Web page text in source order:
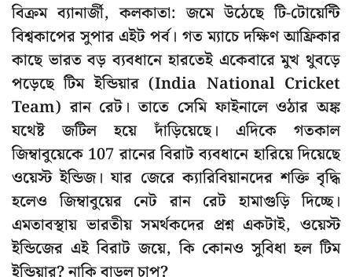
বিক্রম ব্যানার্জী, কলকাতা: জমে উঠেছে টি-টোয়েন্টি
বিশ্বকাপের সুপার এইট পর্ব। গত ম্যাচে দক্ষিণ আফ্রিকার
কাছে ভারত বড় ব্যবধানে হারতেই একেবারে মুখ থুবড়ে
পড়েছে টিম ইন্ডিয়ার (India National Cricket
Team) রান রেট। তাতে সেমি ফাইনালে ওঠার অঙ্ক
যথেষ্ট জটিল হয়ে দাঁড়িয়েছে। এদিকে গতকাল
জিম্বাবুয়েকে 107 রানের বিরাট ব্যবধানে হারিয়ে দিয়েছে
ওয়েস্ট ইন্ডিজ। যার জেরে ক্যারিবিয়ানদের শক্তি বৃদ্ধি
হলেও জিম্বাবুয়ের নেট রান রেট হামাগুড়ি দিচ্ছে।
এমতাবস্থায় ভারতীয় সমর্থকদের প্রশ্ন একটাই, ওয়েস্ট
ইন্ডিজের এই বিরাট জয়ে, কি কোনও সুবিধা হল টিম